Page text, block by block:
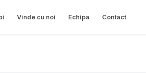
Vinde cu noi Echipa Contact